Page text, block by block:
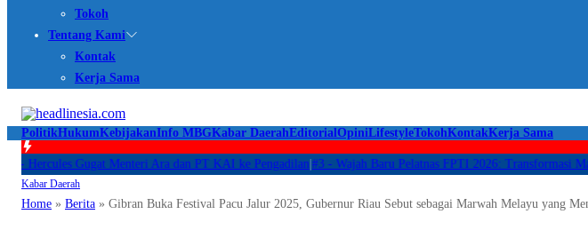
Tokoh
Tentang Kami
Kontak
Kerja Sama
PolitikHukumKebijakanInfo MBGKabar DaerahEditorialOpiniLifestyleTokohKontakKerja Sama
Hercules Gugat Menteri Ara dan PT KAI ke Pengadilan|#3 - Wajah Baru Pelatnas FPTI 2026: Transformasi
Kabar Daerah
Home » Berita » Gibran Buka Festival Pacu Jalur 2025, Gubernur Riau Sebut sebagai Marwah Melayu yang